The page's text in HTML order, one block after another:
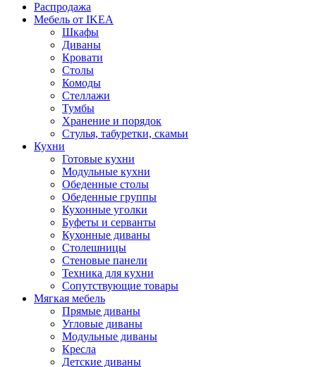
Распродажа
Мебель от IKEA
Шкафы
Диваны
Кровати
Столы
Комоды
Стеллажи
Тумбы
Хранение и порядок
Стулья, табуретки, скамьи
Кухни
Готовые кухни
Модульные кухни
Обеденные столы
Обеденные группы
Кухонные уголки
Буфеты и серванты
Кухонные диваны
Столешницы
Стеновые панели
Техника для кухни
Сопутствующие товары
Мягкая мебель
Прямые диваны
Угловые диваны
Модульные диваны
Кресла
Детские диваны